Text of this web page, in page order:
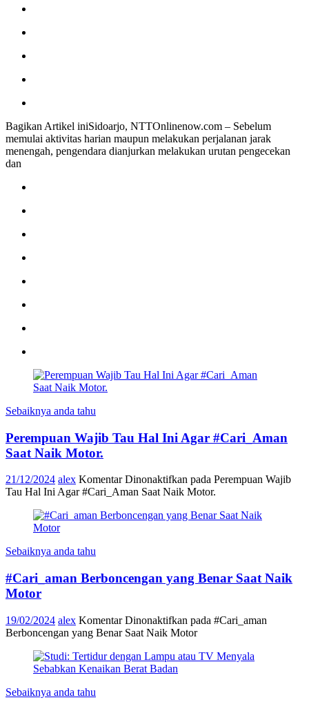
Bagikan Artikel iniSidoarjo, NTTOnlinenow.com – Sebelum
memulai aktivitas harian maupun melakukan perjalanan jarak
menengah, pengendara dianjurkan melakukan urutan pengecekan
dan
Sebaiknya anda tahu
Perempuan Wajib Tau Hal Ini Agar #Cari_Aman
Saat Naik Motor.
21/12/2024 alex Komentar Dinonaktifkan pada Perempuan Wajib
Tau Hal Ini Agar #Cari_Aman Saat Naik Motor.
Sebaiknya anda tahu
#Cari_aman Berboncengan yang Benar Saat Naik
Motor
19/02/2024 alex Komentar Dinonaktifkan pada #Cari_aman
Berboncengan yang Benar Saat Naik Motor
Sebaiknya anda tahu